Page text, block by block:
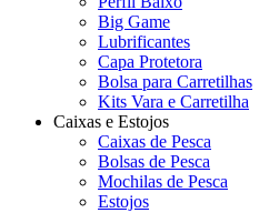
Big Game
Lubrificantes
Capa Protetora
Bolsa para Carretilhas
Kits Vara e Carretilha
Caixas e Estojos
Caixas de Pesca
Bolsas de Pesca
Mochilas de Pesca
Estojos